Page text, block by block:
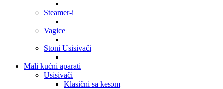
Steamer-i
Vagice
Stoni Usisivači
Mali kućni aparati
Usisivači
Klasični sa kesom